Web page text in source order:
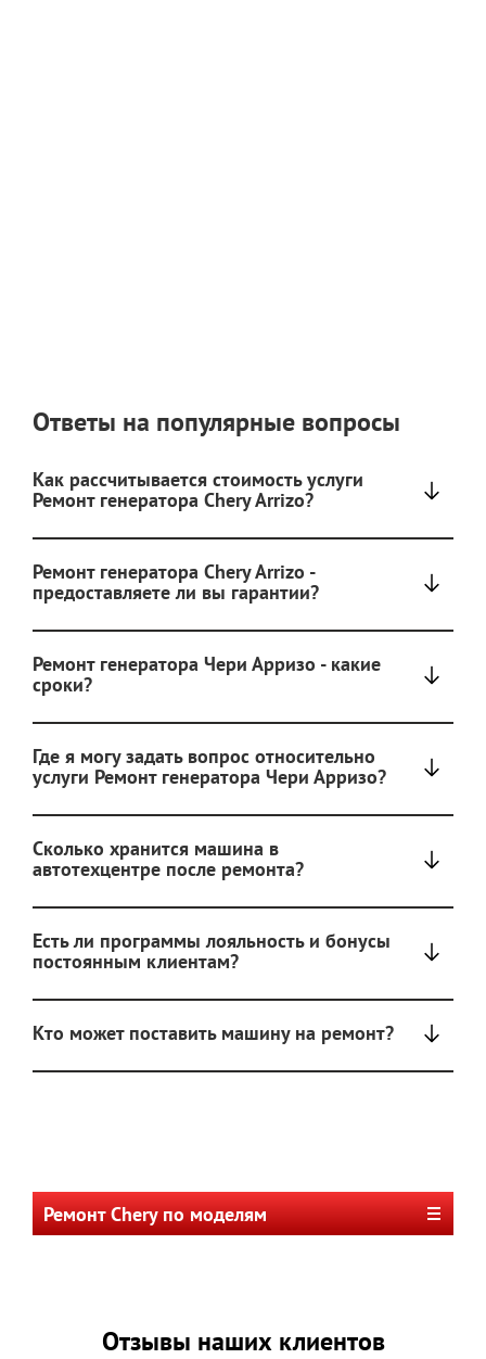
Ответы на популярные вопросы
Как рассчитывается стоимость услуги
Ремонт генератора Chery Arrizo?
Ремонт генератора Chery Arrizo -
предоставляете ли вы гарантии?
Ремонт генератора Чери Арризо - какие
сроки?
Где я могу задать вопрос относительно
услуги Ремонт генератора Чери Арризо?
Сколько хранится машина в
автотехцентре после ремонта?
Есть ли программы лояльность и бонусы
постоянным клиентам?
Кто может поставить машину на ремонт?
Ремонт Chery по моделям
Отзывы наших клиентов